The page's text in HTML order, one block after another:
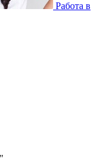
Работа в